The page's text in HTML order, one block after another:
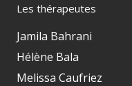
Les thérapeutes
Jamila Bahrani
Hélène Bala
Melissa Caufriez